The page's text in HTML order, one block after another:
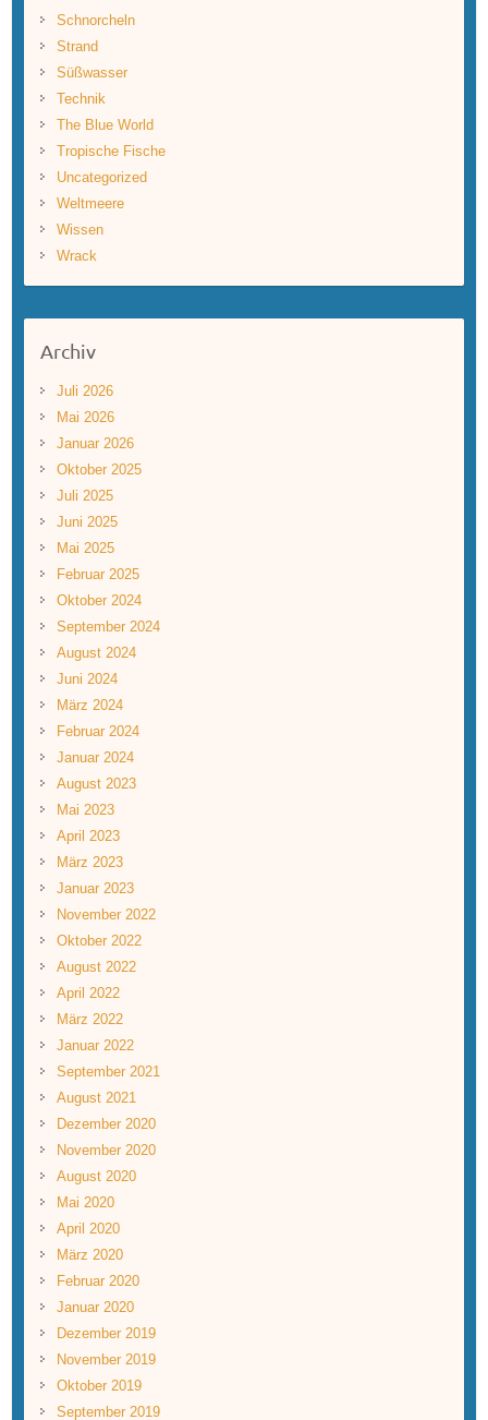
Schnorcheln
Strand
Süßwasser
Technik
The Blue World
Tropische Fische
Uncategorized
Weltmeere
Wissen
Wrack
Archiv
Juli 2026
Mai 2026
Januar 2026
Oktober 2025
Juli 2025
Juni 2025
Mai 2025
Februar 2025
Oktober 2024
September 2024
August 2024
Juni 2024
März 2024
Februar 2024
Januar 2024
August 2023
Mai 2023
April 2023
März 2023
Januar 2023
November 2022
Oktober 2022
August 2022
April 2022
März 2022
Januar 2022
September 2021
August 2021
Dezember 2020
November 2020
August 2020
Mai 2020
April 2020
März 2020
Februar 2020
Januar 2020
Dezember 2019
November 2019
Oktober 2019
September 2019